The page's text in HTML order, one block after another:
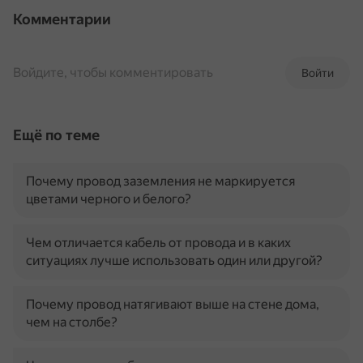
Комментарии
Войти
Войдите, чтобы комментировать
Ещё по теме
Почему провод заземления не маркируется
цветами черного и белого?
Чем отличается кабель от провода и в каких
ситуациях лучше использовать один или другой?
Почему провод натягивают выше на стене дома,
чем на столбе?